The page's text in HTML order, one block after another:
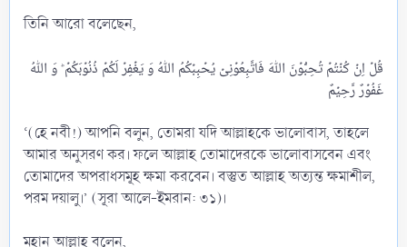
তিনি আরো বলেছেন,
قُلۡ اِنۡ کُنۡتُمۡ تُحِبُّوۡنَ اللّٰہَ فَاتَّبِعُوۡنِیۡ یُحۡبِبۡکُمُ اللّٰہُ وَ یَغۡفِرۡ لَکُمۡ ذُنُوۡبَکُمۡ ؕ وَ اللّٰہُ
‘(হে নবী!) আপনি বলুন, তোমরা যদি আল্লাহকে ভালোবাস, তাহলে
আমার অনুসরণ কর। ফলে আল্লাহ তোমাদেরকে ভালোবাসবেন এবং
তোমাদের অপরাধসমূহ ক্ষমা করবেন। বস্তুত আল্লাহ অত্যন্ত ক্ষমাশীল,
পরম দয়ালু।’ (সূরা আলে-ইমরান: ৩১)।
মহান আল্লাহ বলেন,